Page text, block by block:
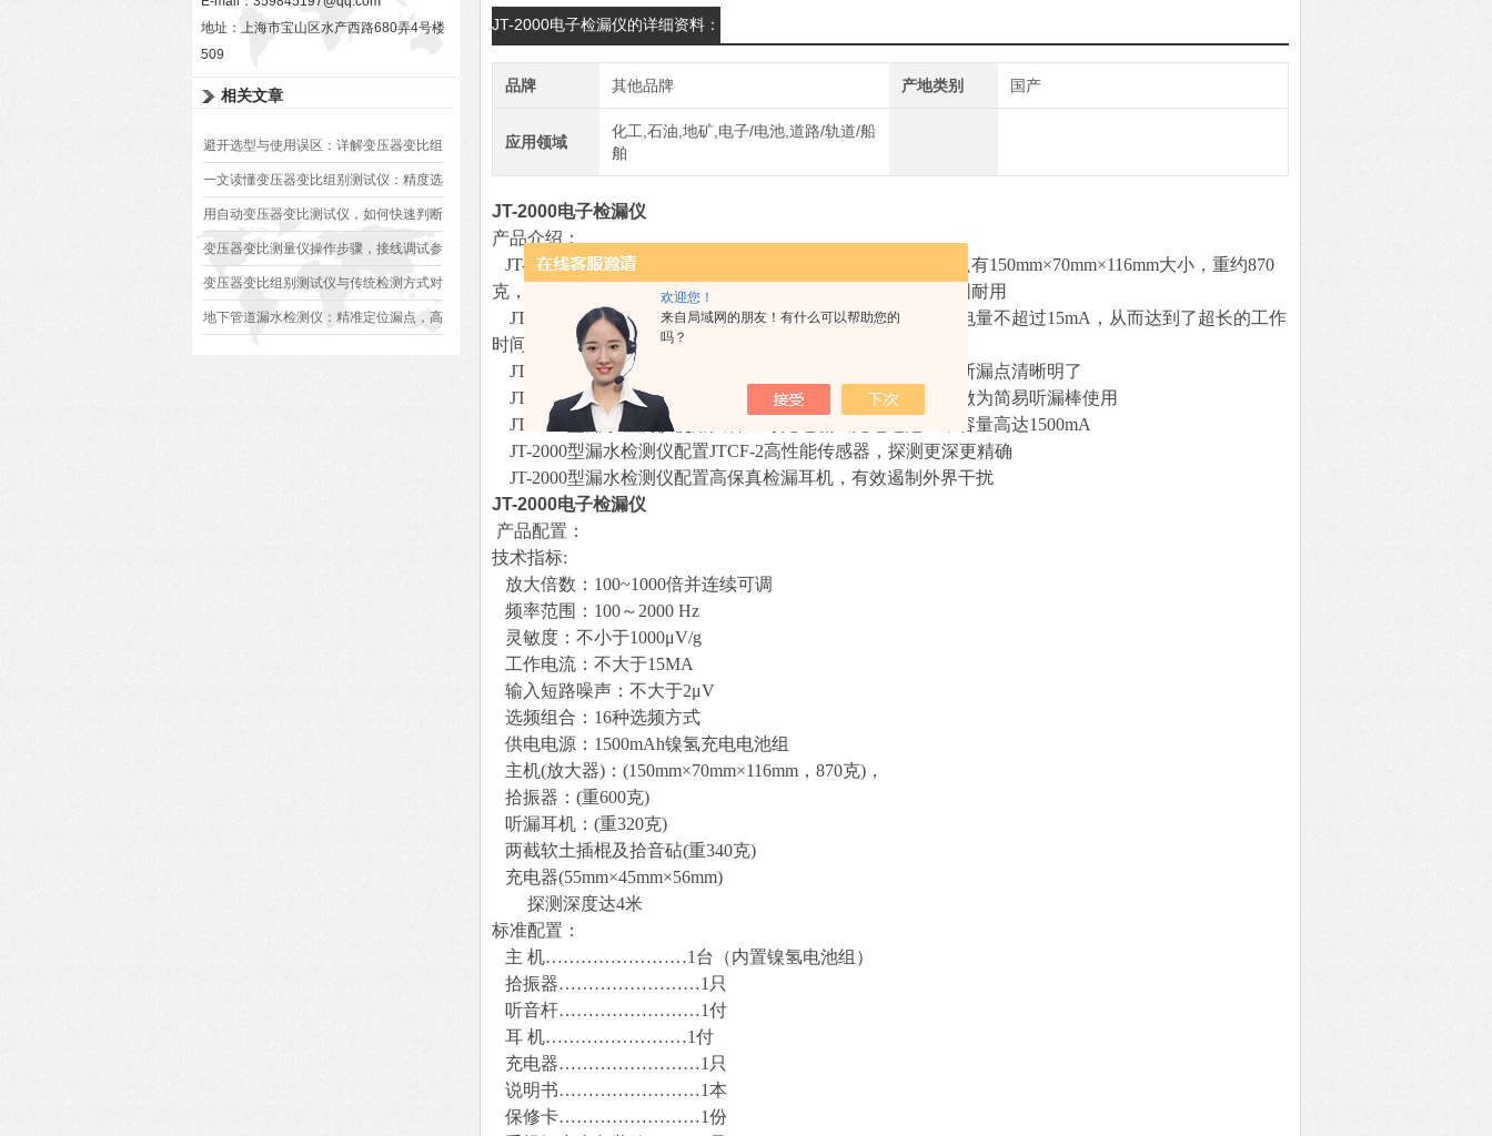
欢迎您！
来自局域网的朋友！有什么可以帮助您的
吗？
地址：上海市宝山区水产西路680弄4号楼
509
相关文章
避开选型与使用误区：详解变压器变比组
别测试仪的日常校准方法、常见组别识别
异常排查方案
一文读懂变压器变比组别测试仪：精度选
型、接线规范、报告生成全流程标准化操
作指南
用自动变压器变比测试仪，如何快速判断
变压器是否合格？
变压器变比测量仪操作步骤，接线调试参
数设定变比测试数据保存使用教程
变压器变比组别测试仪与传统检测方式对
比：精度、速度与安全性深度分析
地下管道漏水检测仪：精准定位漏点，高
JT-2000电子检漏仪的详细资料：
品牌 其他品牌 产地类别 国产
应用领域
化工,石油,地矿,电子/电池,道路/轨道/船
舶
JT-2000电子检漏仪
产品介绍：
JT-2000型漏水检测仪为袖珍便携式漏水检测仪，主机体积只有150mm×70mm×116mm大小，重约870
克，携带操作极为轻巧简便，整体设计采用全金属外壳，坚固耐用
JT-2000型漏水检测仪采用微电流工作时间设计，每小时耗电量不超过15mA，从而达到了超长的工作
时间
JT-2000型漏水检测仪为机械式电表和LED发光管显示，判断漏点清晰明了
JT-2000型漏水检测仪随机标配金属插杆及拾音盘，可单独做为简易听漏棒使用
JT-2000型漏水检测仪使用大容量可充电镍氢充电电池组，容量高达1500mA
JT-2000型漏水检测仪配置JTCF-2高性能传感器，探测更深更精确
JT-2000型漏水检测仪配置高保真检漏耳机，有效遏制外界干扰
JT-2000电子检漏仪
产品配置：
技术指标:
放大倍数：100~1000倍并连续可调
频率范围：100～2000 Hz
灵敏度：不小于1000μV/g
工作电流：不大于15MA
输入短路噪声：不大于2μV
选频组合：16种选频方式
供电电源：1500mAh镍氢充电电池组
主机(放大器)：(150mm×70mm×116mm，870克)，
拾振器：(重600克)
听漏耳机：(重320克)
两截软土插棍及拾音砧(重340克)
充电器(55mm×45mm×56mm)
探测深度达4米
标准配置：
主 机……………………1台（内置镍氢电池组）
拾振器……………………1只
听音杆……………………1付
耳 机……………………1付
充电器……………………1只
说明书……………………1本
保修卡……………………1份